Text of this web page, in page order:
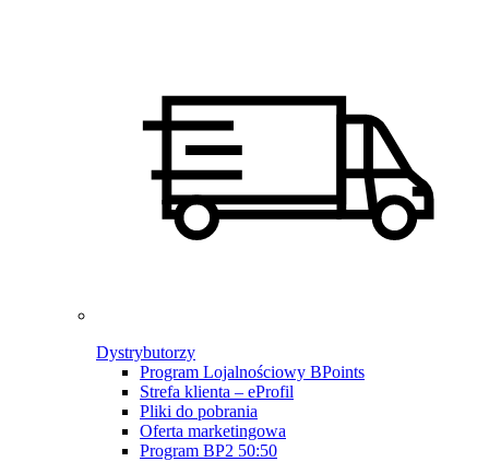
Dystrybutorzy
Program Lojalnościowy BPoints
Strefa klienta – eProfil
Pliki do pobrania
Oferta marketingowa
Program BP2 50:50